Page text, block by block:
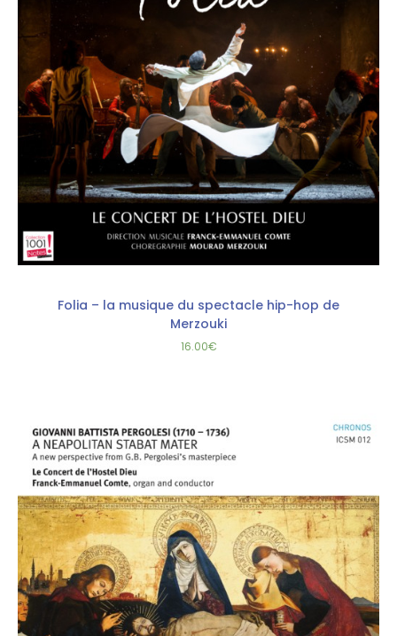
Folia – la musique du spectacle hip-hop de
Merzouki
16.00€